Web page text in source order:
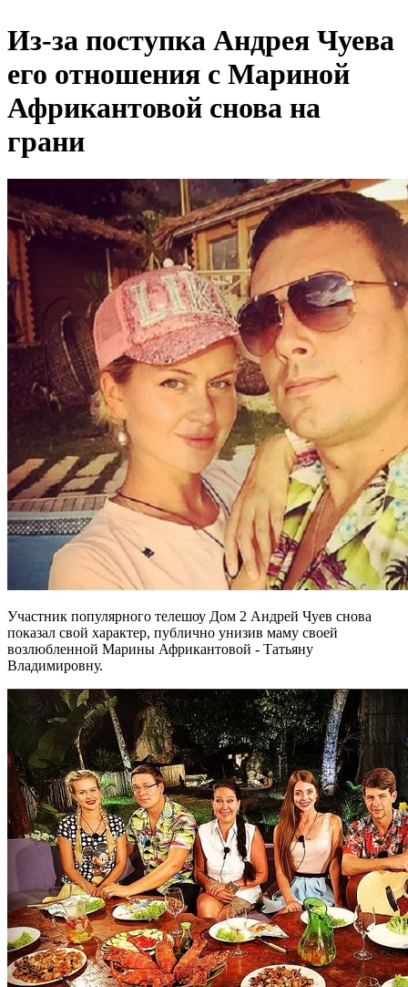
Из-за поступка Андрея Чуева
его отношения с Мариной
Африкантовой снова на
грани
Участник популярного телешоу Дом 2 Андрей Чуев снова
показал свой характер, публично унизив маму своей
возлюбленной Марины Африкантовой - Татьяну
Владимировну.